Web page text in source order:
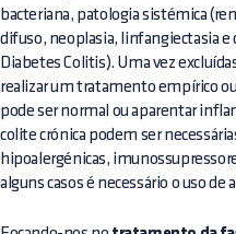
bacteriana, patologia sistémica
difuso, neoplasia, linfangiectasia e
Diabetes Colitis). Uma vez
realizar um tratamento empírico
pode ser normal ou aparentar
colite crónica podem ser
hipoalergénicas,
alguns casos é necessário o uso de